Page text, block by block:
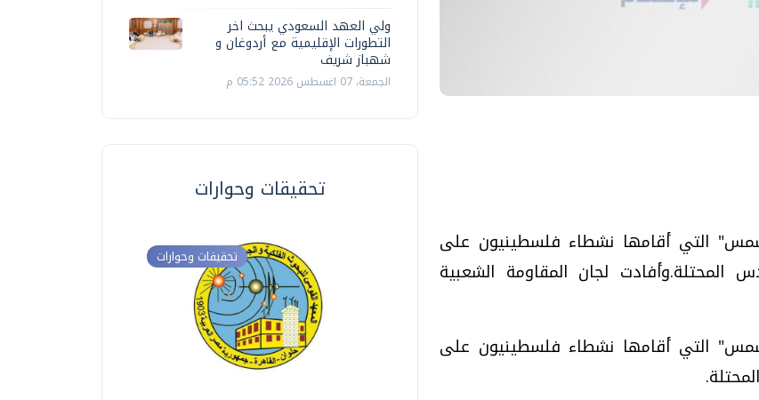
التي أقامها نشطاء فلسطينيون على
المحتلة.وأفادت لجان المقاومة الشعبية
التي أقامها نشطاء فلسطينيون على
ولي العهد السعودي يبحث اخر
التطورات الإقليمية مع أردوغان و
شهباز شريف
الجمعة، 07 اغسطس 2026 05:52 م
تحقيقات وحوارات
تحقيقات وحوارات تحقيقات وحوارات تحقيقات وحوارات